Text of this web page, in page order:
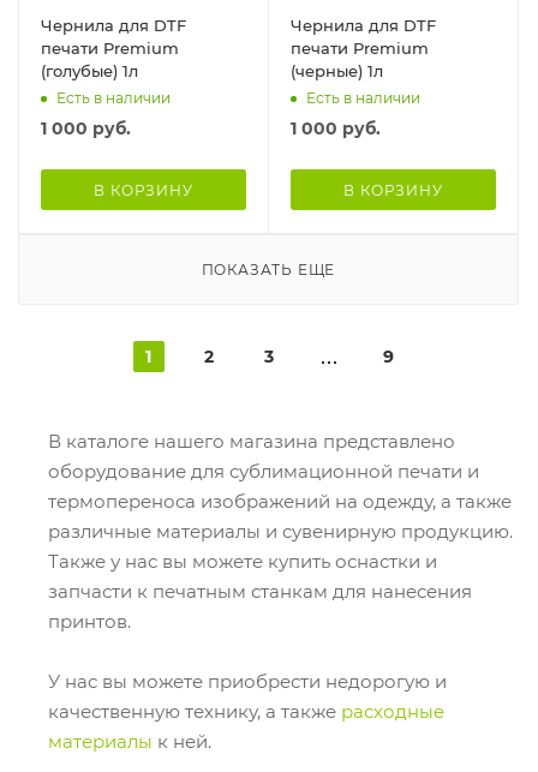
Чернила для DTF
печати Premium
(голубые) 1л
Есть в наличии
1 000 руб.
В КОРЗИНУ
Чернила для DTF
печати Premium
(черные) 1л
Есть в наличии
1 000 руб.
В КОРЗИНУ
ПОКАЗАТЬ ЕЩЕ
1 2 3 9
В каталоге нашего магазина представлено
оборудование для сублимационной печати и
термопереноса изображений на одежду, а также
различные материалы и сувенирную продукцию.
Также у нас вы можете купить оснастки и
запчасти к печатным станкам для нанесения
принтов.
У нас вы можете приобрести недорогую и
качественную технику, а также расходные
материалы к ней.